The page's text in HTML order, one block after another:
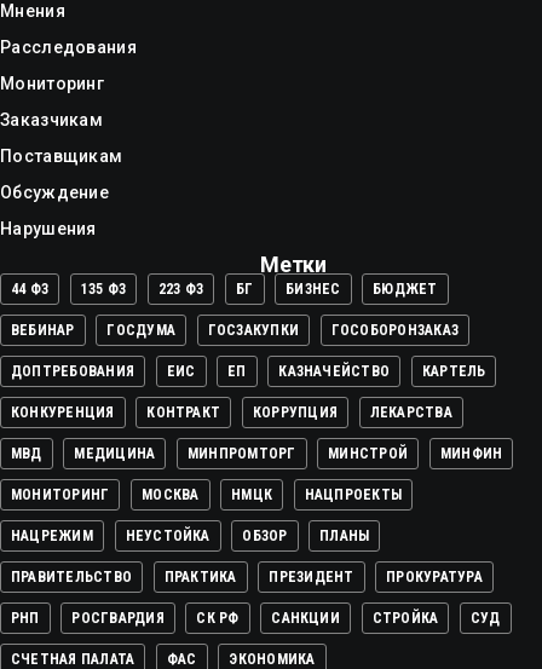
Мнения
Расследования
Мониторинг
Заказчикам
Поставщикам
Обсуждение
Нарушения
Метки
44 ФЗ 135 ФЗ 223 ФЗ БГ БИЗНЕС БЮДЖЕТ
ВЕБИНАР ГОСДУМА ГОСЗАКУПКИ ГОСОБОРОНЗАКАЗ
ДОПТРЕБОВАНИЯ ЕИС ЕП КАЗНАЧЕЙСТВО КАРТЕЛЬ
КОНКУРЕНЦИЯ КОНТРАКТ КОРРУПЦИЯ ЛЕКАРСТВА
МВД МЕДИЦИНА МИНПРОМТОРГ МИНСТРОЙ МИНФИН
МОНИТОРИНГ МОСКВА НМЦК НАЦПРОЕКТЫ
НАЦРЕЖИМ НЕУСТОЙКА ОБЗОР ПЛАНЫ
ПРАВИТЕЛЬСТВО ПРАКТИКА ПРЕЗИДЕНТ ПРОКУРАТУРА
РНП РОСГВАРДИЯ СК РФ САНКЦИИ СТРОЙКА СУД
СЧЕТНАЯ ПАЛАТА ФАС ЭКОНОМИКА